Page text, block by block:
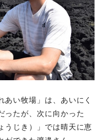
あい牧場」は、あいにく
ったが、次に向かった
うじき）」では晴天に恵